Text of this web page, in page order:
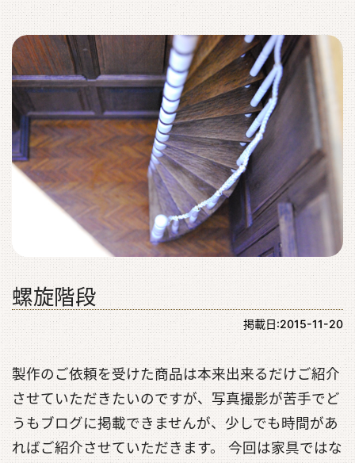
螺旋階段
掲載日:2015-11-20
製作のご依頼を受けた商品は本来出来るだけご紹介
させていただきたいのですが、写真撮影が苦手でど
うもブログに掲載できませんが、少しでも時間があ
ればご紹介させていただきます。 今回は家具ではな